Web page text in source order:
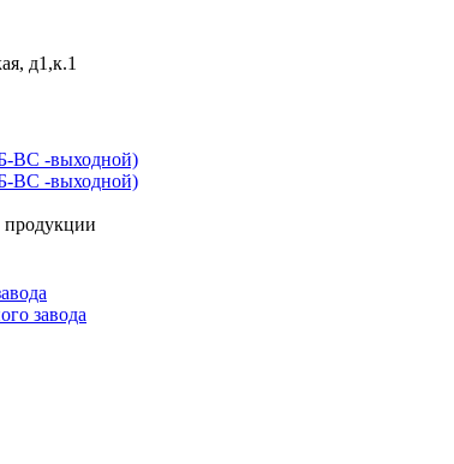
д1,к.1
ВС -выходной)
ВС -выходной)
завода